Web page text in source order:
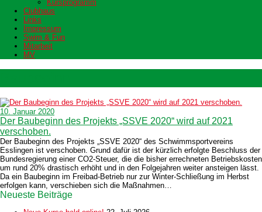
Kursprogramm
Clubhaus
Links
Impressum
Swim & Fun
Mitarbeit
MV
10. Januar 2020
Der Baubeginn des Projekts „SSVE 2020“ wird auf 2021
verschoben.
Der Baubeginn des Projekts „SSVE 2020“ des Schwimmsportvereins
Esslingen ist verschoben. Grund dafür ist der kürzlich erfolgte Beschluss der
Bundesregierung einer CO2-Steuer, die die bisher errechneten Betriebskosten
um rund 20% drastisch erhöht und in den Folgejahren weiter ansteigen lässt.
Da ein Baubeginn im Freibad-Betrieb nur zur Winter-Schließung im Herbst
erfolgen kann, verschieben sich die Maßnahmen…
Neueste Beiträge